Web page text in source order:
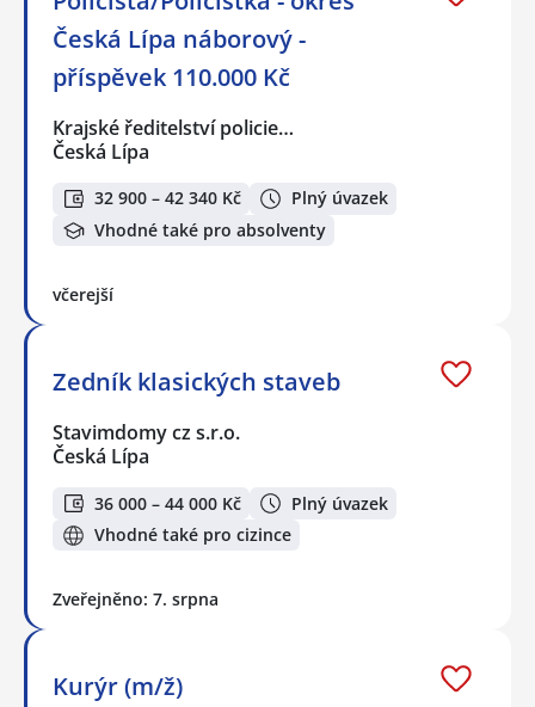
Česká Lípa náborový -
příspěvek 110.000 Kč
Krajské ředitelství policie…
Česká Lípa
32 900 – 42 340 Kč
Plný úvazek
Vhodné také pro absolventy
včerejší
Zedník klasických staveb
Stavimdomy cz s.r.o.
Česká Lípa
36 000 – 44 000 Kč
Plný úvazek
Vhodné také pro cizince
Zveřejněno: 7. srpna
Kurýr (m/ž)